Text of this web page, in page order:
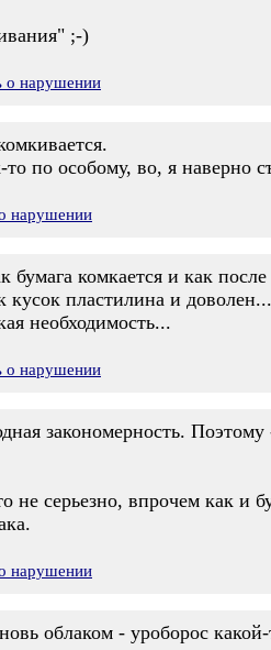
;-)
о нарушении
по особому, во, я наверно
нарушении
комкается и как
кусок пластилина и
необходимость...
о нарушении
закономерность.
не серьезно, впрочем как и
нарушении
облаком - уроборос какой-